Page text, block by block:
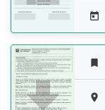


